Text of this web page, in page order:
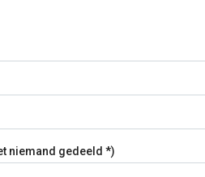
niemand gedeeld *)